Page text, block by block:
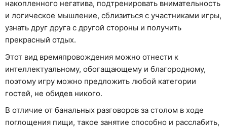
накопленного негатива, подтренировать внимательность
и логическое мышление, сблизиться с участниками игры,
узнать друг друга с другой стороны и получить
прекрасный отдых.
Этот вид времяпровождения можно отнести к
интеллектуальному, обогащающему и благородному,
поэтому игру можно предложить любой категории
гостей, не обидев никого.
В отличие от банальных разговоров за столом в ходе
поглощения пищи, такое занятие способно и расслабить,